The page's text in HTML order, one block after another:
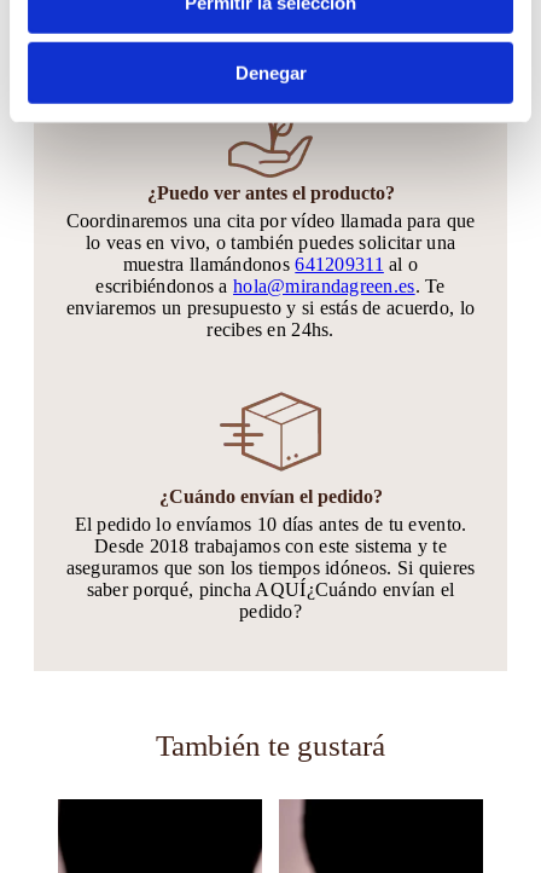
Denegar
unidades hasta 20 días antes de tu evento
¿Puedo ver antes el producto?
Coordinaremos una cita por vídeo llamada para que
lo veas en vivo, o también puedes solicitar una
muestra llamándonos641209311 al o
escribiéndonos ahola@mirandagreen.es. Te
enviaremos un presupuesto y si estás de acuerdo, lo
recibes en 24hs.
¿Cuándo envían el pedido?
El pedido lo envíamos 10 días antes de tu evento.
Desde 2018 trabajamos con este sistema y te
aseguramos que son los tiempos idóneos. Si quieres
saber porqué, pincha AQUÍ¿Cuándo envían el
pedido?
También te gustará
Este
tiene
tiene